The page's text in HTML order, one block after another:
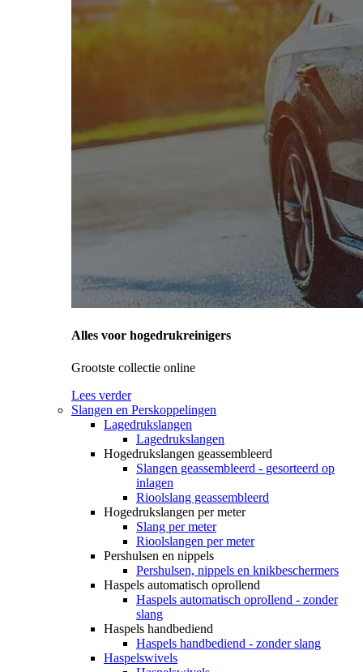
Alles voor hogedrukreinigers
Grootste collectie online
Lees verder
Slangen en Perskoppelingen
Lagedrukslangen
Lagedrukslangen
Hogedrukslangen geassembleerd
Slangen geassembleerd - gesorteerd op
inlagen
Rioolslang geassembleerd
Hogedrukslangen per meter
Slang per meter
Rioolslangen per meter
Pershulsen en nippels
Pershulsen, nippels en knikbeschermers
Haspels automatisch oprollend
Haspels automatisch oprollend - zonder
slang
Haspels handbediend
Haspels handbediend - zonder slang
Haspelswivels